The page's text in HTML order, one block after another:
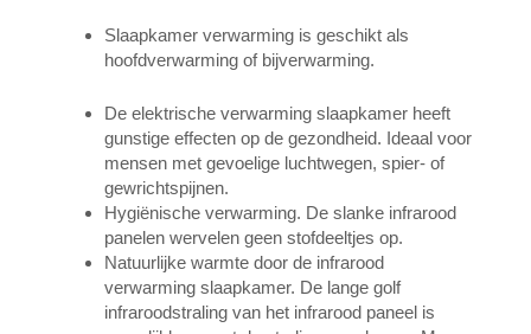
Slaapkamer verwarming is geschikt als
hoofdverwarming of bijverwarming.
De elektrische verwarming slaapkamer heeft
gunstige effecten op de gezondheid. Ideaal voor
mensen met gevoelige luchtwegen, spier- of
gewrichtspijnen.
Hygiënische verwarming. De slanke infrarood
panelen wervelen geen stofdeeltjes op.
Natuurlijke warmte door de infrarood
verwarming slaapkamer. De lange golf
infraroodstraling van het infrarood paneel is